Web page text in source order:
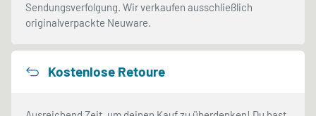
Sendungsverfolgung. Wir verkaufen ausschließlich
originalverpackte Neuware.
Kostenlose Retoure